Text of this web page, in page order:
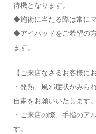
待機となります。
◆施術に当たる際は常に
◆アイパッドをご希望の
ます。
【ご来店なさるお客様に
・発熱、風邪症状がみら
自粛をお願いいたします。
・ご来店の際、手指のア
す。